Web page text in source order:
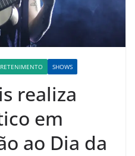
SHOWS
realiza
em
ao Dia da